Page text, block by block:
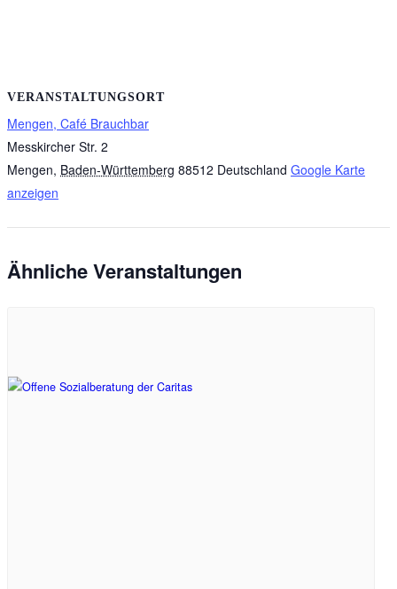
VERANSTALTUNGSORT
Mengen, Café Brauchbar
Messkircher Str. 2
Mengen, Baden-Württemberg 88512 Deutschland Google Karte
anzeigen
Ähnliche Veranstaltungen